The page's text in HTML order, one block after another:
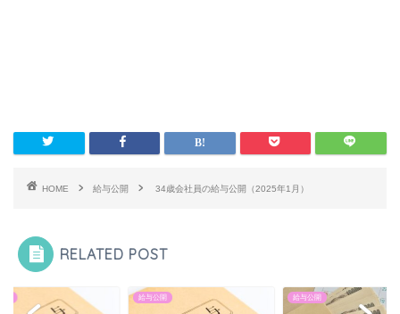
HOME 給与公開 34歳会社員の給与公開（2025年1月）
RELATED POST
給与公開 給与公開